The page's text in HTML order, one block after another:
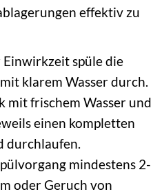
effektiv zu
Einwirkzeit spüle die
klarem Wasser durch.
mit frischem Wasser und
einen kompletten
durchlaufen.
mindestens 2-
oder Geruch von